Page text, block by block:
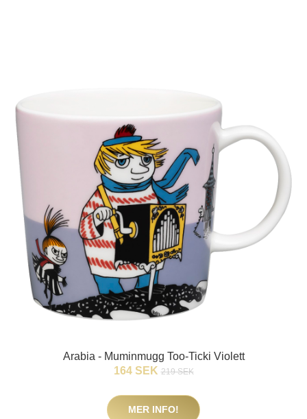
Arabia - Muminmugg Too-Ticki Violett
164 SEK 219 SEK
MER INFO!